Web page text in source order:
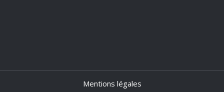
Mentions légales